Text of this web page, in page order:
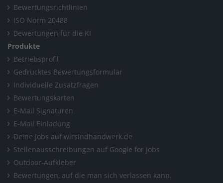
Bewertungsrichtlinien
ISO Norm 20488
Bewertungen für die KI
Produkte
Betriebsprofil
Gedrucktes Bewertungsformular
Individuelle Zusatzfragen
Bewertungskarten
E-Mail Signaturen
E-Mail Einladung
Deine Jobs auf wirsindhandwerk.de
Stellenausschreibungen auf Google for Jobs
Outdoor-Aufkleber
Bewertungen, auf die man sich verlassen kann.